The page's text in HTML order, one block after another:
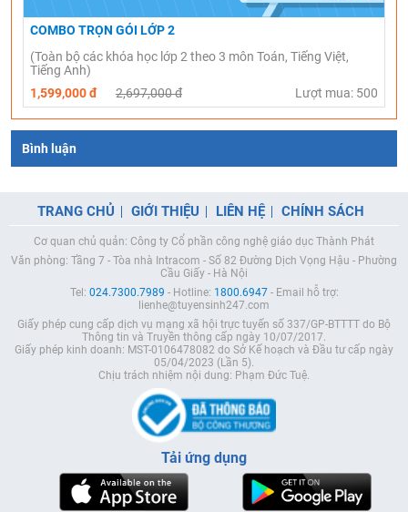
COMBO TRỌN GÓI LỚP 2
(Toàn bộ các khóa học lớp 2 theo 3 môn Toán, Tiếng Việt,
Tiếng Anh)
1,599,000 đ
2,697,000 đ Lượt mua: 500
Bình luận
TRANG CHỦ GIỚI THIỆU LIÊN HỆ CHÍNH SÁCH
Cơ quan chủ quản: Công ty Cổ phần công nghệ giáo dục Thành Phát
Văn phòng: Tầng 7 - Tòa nhà Intracom - Số 82 Đường Dịch Vọng Hậu - Phường
Cầu Giấy - Hà Nội
Tel: 024.7300.7989 - Hotline: 1800.6947- Email hỗ trợ:
lienhe@tuyensinh247.com
Giấy phép cung cấp dịch vụ mạng xã hội trực tuyến số 337/GP-BTTTT do Bộ
Thông tin và Truyền thông cấp ngày 10/07/2017.
Giấy phép kinh doanh: MST-0106478082 do Sở Kế hoạch và Đầu tư cấp ngày
05/04/2023 (Lần 5).
Chịu trách nhiệm nội dung: Phạm Đức Tuệ.
Tải ứng dụng